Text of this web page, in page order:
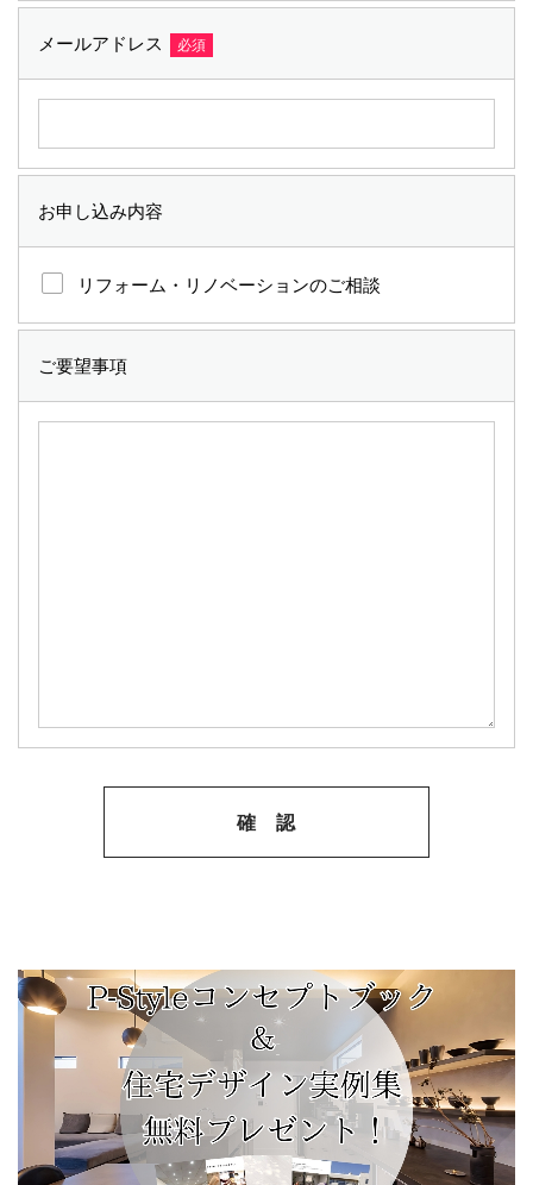
メールアドレス 必須
お申し込み内容
リフォーム・リノベーションのご相談
ご要望事項